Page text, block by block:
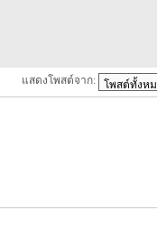
แสดงโพสต์จาก: